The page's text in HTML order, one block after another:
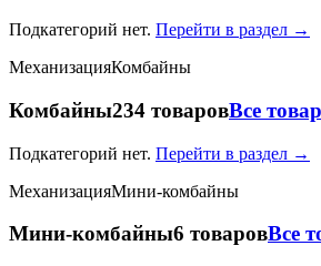
Подкатегорий нет. Перейти в раздел →
МеханизацияКомбайны
Комбайны234 товаровВсе
Подкатегорий нет. Перейти в раздел →
МеханизацияМини-комбайны
Мини-комбайны6 товаровВсе